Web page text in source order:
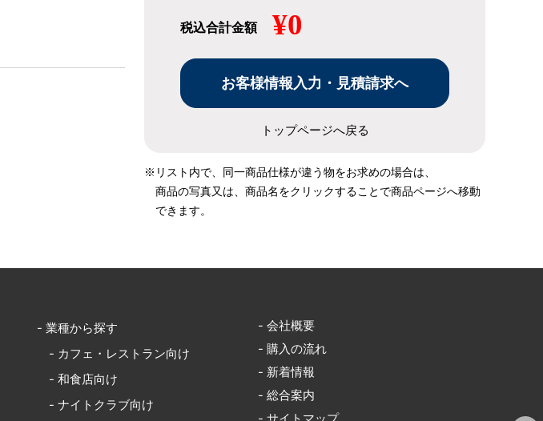
税込合計金額 ¥0
トップページへ戻る
※リスト内で、同一商品仕様が違う物をお求めの場合は、
商品の写真又は、商品名をクリックすることで商品ページへ移動
できます。
- 業種から探す
- カフェ・レストラン向け
- 和食店向け
- ナイトクラブ向け
- 会社概要
- 購入の流れ
- 新着情報
- 総合案内